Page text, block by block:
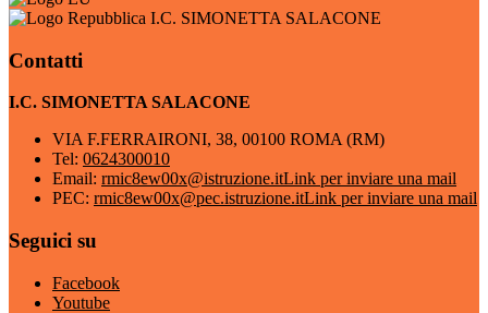
I.C. SIMONETTA SALACONE
Contatti
I.C. SIMONETTA SALACONE
VIA F.FERRAIRONI, 38, 00100 ROMA (RM)
Tel: 0624300010
Email: rmic8ew00x@istruzione.itLink per inviare una mail
PEC: rmic8ew00x@pec.istruzione.itLink per inviare una mail
Seguici su
Facebook
Youtube